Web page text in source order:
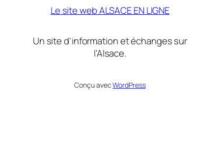
Le site web ALSACE EN LIGNE
Un site d'information et échanges sur
l'Alsace.
Conçu avecWordPress